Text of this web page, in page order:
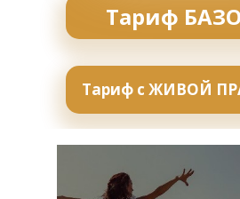
Тариф
Тариф с ЖИВОЙ